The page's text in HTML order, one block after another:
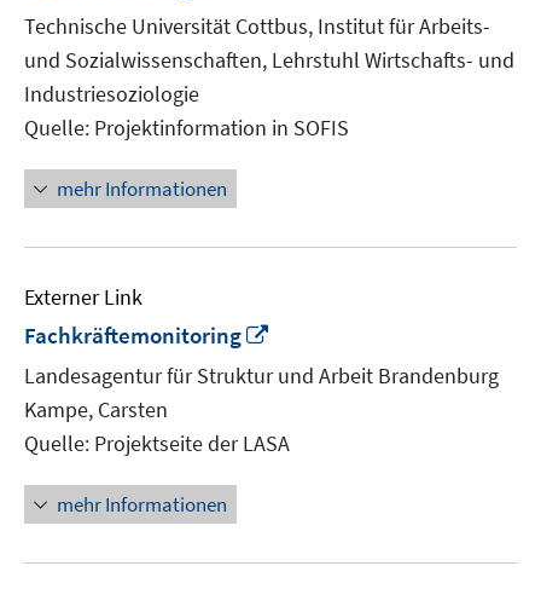
neuem
Fenster
öffnen
Technische Universität Cottbus, Institut für Arbeits-
und Sozialwissenschaften, Lehrstuhl Wirtschafts- und
Industriesoziologie
Quelle: Projektinformation in SOFIS
mehr Informationen
Externer Link
Fachkräftemonitoring
neuem
Fenster
Landesagentur für Struktur und Arbeit Brandenburg
Kampe, Carsten
Quelle: Projektseite der LASA
mehr Informationen